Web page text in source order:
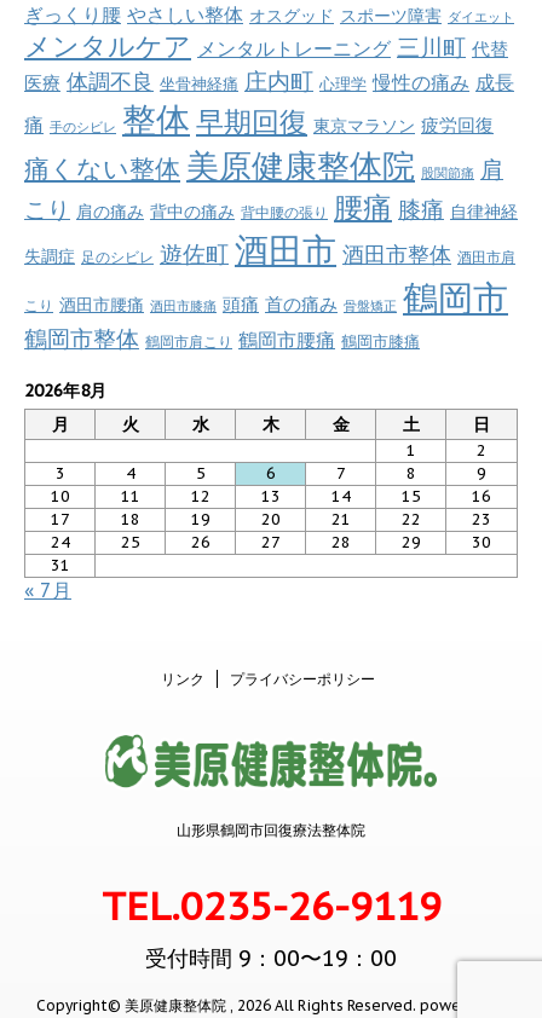
ぎっくり腰 やさしい整体 オスグッド スポーツ障害 ダイエット
メンタルケア メンタルトレーニング 三川町 代替
医療 体調不良 坐骨神経痛 庄内町 心理学 慢性の痛み 成長
痛 手のシビレ 整体 早期回復 東京マラソン 疲労回復
痛くない整体 美原健康整体院 股関節痛 肩
こり 肩の痛み 背中の痛み 背中腰の張り 腰痛 膝痛 自律神経
失調症 足のシビレ 遊佐町 酒田市 酒田市整体 酒田市肩
こり 酒田市腰痛 酒田市膝痛 頭痛 首の痛み 骨盤矯正 鶴岡市
鶴岡市整体 鶴岡市肩こり 鶴岡市腰痛 鶴岡市膝痛
2026年8月
月
火 水 木 金 土 日
1
2
3
4 5 6 7 8
9
10
11 12 13 14 15
16
17
18 19 20 21 22
23
24
25 26 27 28 29
30
31
« 7月
リンク プライバシーポリシー
山形県鶴岡市回復療法整体院
TEL.0235-26-9119
受付時間 9：00〜19：00
Copyright© 美原健康整体院 , 2026 All Rights Reserved. powered by